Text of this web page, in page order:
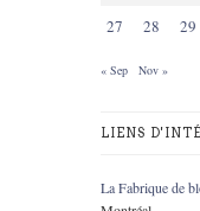
27
28 29
« Sep Nov »
LIENS
La Fabrique de